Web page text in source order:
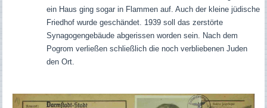
ein Haus ging sogar in Flammen auf. Auch der kleine jüdische
Friedhof wurde geschändet. 1939 soll das zerstörte
Synagogengebäude abgerissen worden sein. Nach dem
Pogrom verließen schließlich die noch verbliebenen Juden
den Ort.